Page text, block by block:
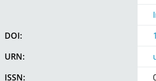
DOI:
URN:
ISSN: